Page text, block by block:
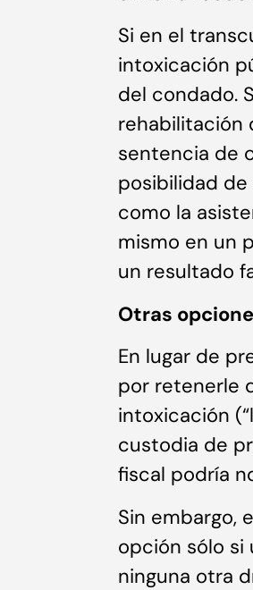
Si en el
intoxicación
del condado.
rehabilitación
sentencia de
posibilidad
como la
mismo en un
un resultado
Otras
En lugar de
por retenerle
intoxicación
custodia de
fiscal podría
Sin embargo,
opción sólo si
ninguna otra